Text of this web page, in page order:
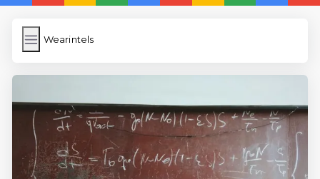
Wearintels
Wearintels
Bilder Hochladen
Wordpress Cache
Anasayfa